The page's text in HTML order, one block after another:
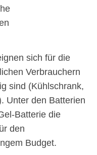
sich für die
Verbrauchern
sind (Kühlschrank,
Unter den Batterien
Batterie die
den
Budget.